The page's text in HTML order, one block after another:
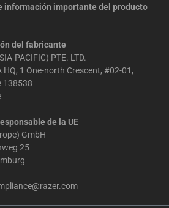
información importante del producto
del fabricante
PACIFIC) PTE. LTD.
HQ, 1 One-north Crescent, #02-01,
138538
de la UE
GmbH
25